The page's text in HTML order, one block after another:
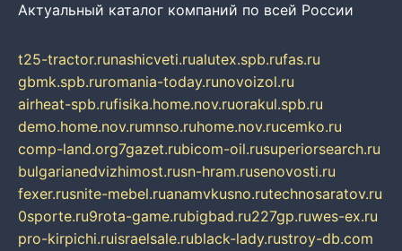
Актуальный каталог компаний по всей России
t25-tractor.runashicveti.rualutex.spb.rufas.ru
gbmk.spb.ruromania-today.runovoizol.ru
airheat-spb.rufisika.home.nov.ruorakul.spb.ru
demo.home.nov.rumnso.ruhome.nov.rucemko.ru
comp-land.org7gazet.rubicom-oil.rusuperiorsearch.ru
bulgarianedvizhimost.rusn-hram.rusenovosti.ru
fexer.rusnite-mebel.ruanamvkusno.rutechnosaratov.ru
0sporte.ru9rota-game.rubigbad.ru227gp.ruwes-ex.ru
pro-kirpichi.ruisraelsale.rublack-lady.rustroy-db.com